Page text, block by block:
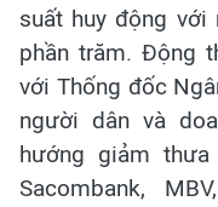
suất huy động
phần trăm. Động
với Thống đốc
người dân và
hướng giảm
Sacombank,